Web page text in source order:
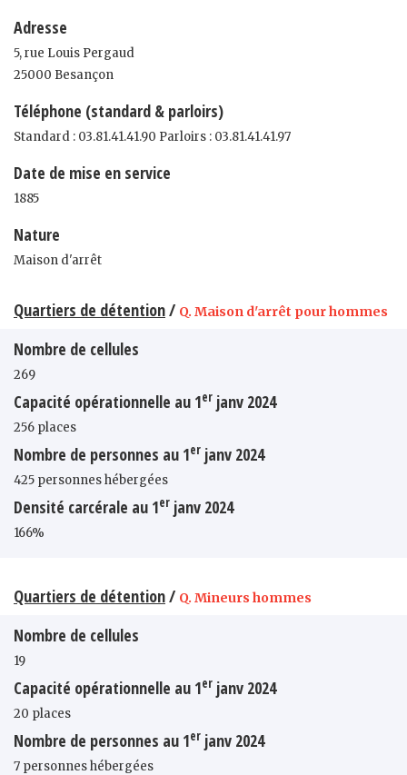
Adresse
5, rue Louis Pergaud
25000 Besançon
Téléphone (standard & parloirs)
Standard : 03.81.41.41.90 Parloirs : 03.81.41.41.97
Date de mise en service
1885
Nature
Maison d'arrêt
Quartiers de détention/ Q. Maison d'arrêt pour hommes
Nombre de cellules
269
Capacité opérationnelle au 1er janv 2024
256 places
Nombre de personnes au 1er janv 2024
425 personnes hébergées
Densité carcérale au 1er janv 2024
166%
Quartiers de détention/ Q. Mineurs hommes
Nombre de cellules
19
Capacité opérationnelle au 1er janv 2024
20 places
Nombre de personnes au 1er janv 2024
7 personnes hébergées